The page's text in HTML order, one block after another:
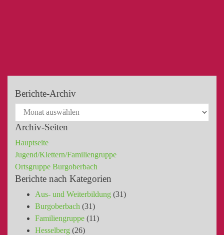
Berichte-Archiv
Archiv-Seiten
Hauptseite
Jugend/Klettern/Familiengruppe
Ortsgruppe Burgoberbach
Berichte nach Kategorien
Aus- und Weiterbildung (31)
Burgoberbach (31)
Familiengruppe (11)
Hesselberg (26)